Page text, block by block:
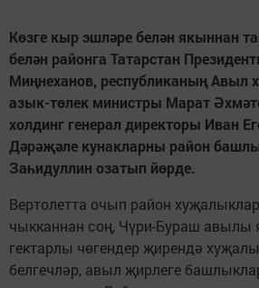
Көзге кыр эшләре белән якыннан
белән районга Татарстан
Миңнеханов, республиканың Авыл
азык-төлек министры Марат
холдинг генерал директоры Иван
Дәрәҗәле кунакларны район
Заһидуллин озатып йөрде.
Вертолетта очып район
чыкканнан соң, Чүри-Бураш авылы
гектарлы чөгендер җирендә
белгечләр, авыл җирлеге